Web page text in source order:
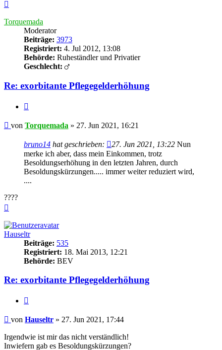
Torquemada
Moderator
Beiträge: 3973
Registriert: 4. Jul 2012, 13:08
Behörde: Ruheständler und Privatier
Geschlecht:
Re: exorbitante Pflegegelderhöhung
Beitrag
von Torquemada » 27. Jun 2021, 16:21
bruno14 hat geschrieben: 27. Jun 2021, 13:22 Nun
merke ich aber, dass mein Einkommen, trotz
Besoldungserhöhung in den letzten Jahren, durch
Besoldungskürzungen..... immer weiter reduziert wird,
....
????
Hauseltr
Beiträge: 535
Registriert: 18. Mai 2013, 12:21
Behörde: BEV
Re: exorbitante Pflegegelderhöhung
Beitrag
von Hauseltr » 27. Jun 2021, 17:44
Irgendwie ist mir das nicht verständlich!
Inwiefern gab es Besoldungskürzungen?